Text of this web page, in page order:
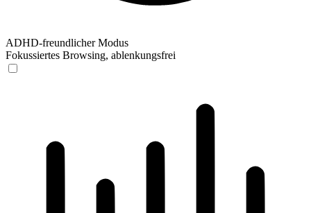
ADHD-freundlicher Modus
Fokussiertes Browsing, ablenkungsfrei